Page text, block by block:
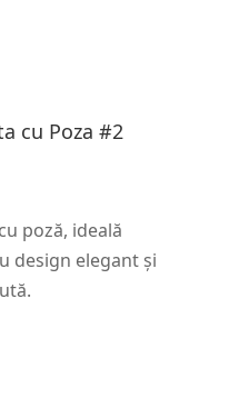
cu Poza #2
poză, ideală
design elegant și